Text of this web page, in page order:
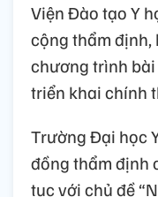
Viện Đào tạo Y
cộng thẩm định,
chương trình
triển khai chính
Trường Đại học
đồng thẩm định
tục với chủ đề